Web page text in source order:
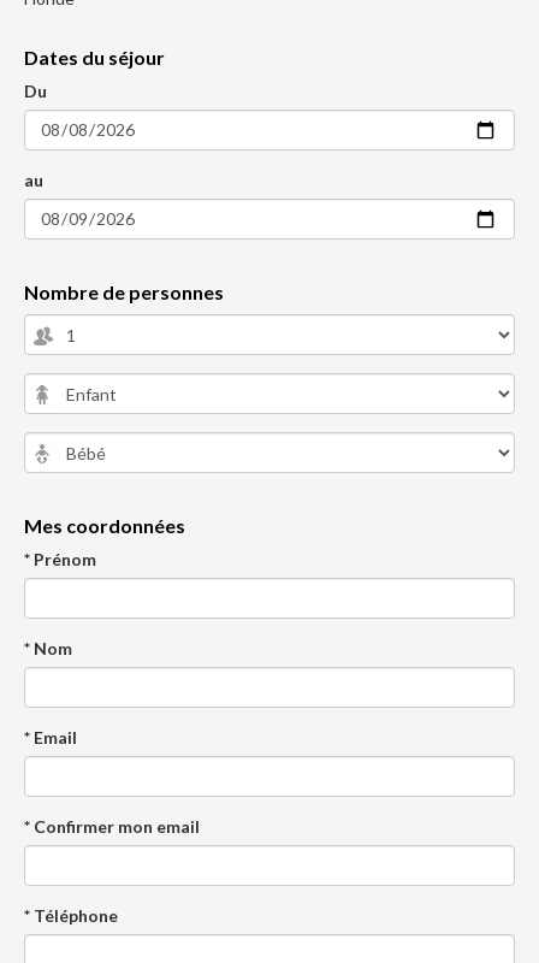
Dates du séjour
Du
au
Nombre de personnes
Mes coordonnées
* Prénom
* Nom
* Email
* Confirmer mon email
* Téléphone